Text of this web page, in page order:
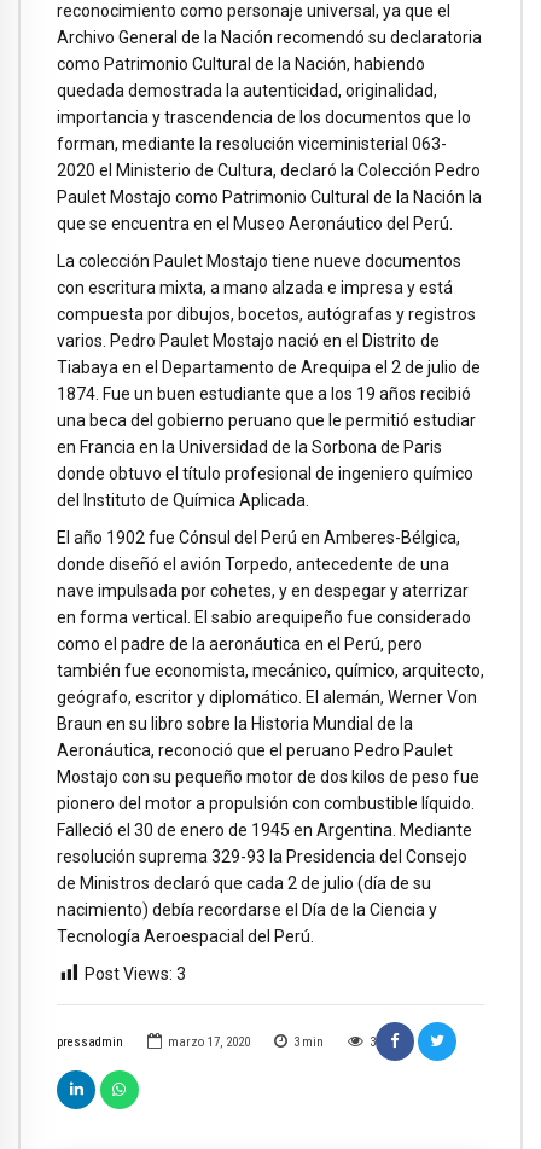
pressadmin marzo 17, 2020 3 min 3
reconocimiento como personaje universal, ya que el
Archivo General de la Nación recomendó su declaratoria
como Patrimonio Cultural de la Nación, habiendo
quedada demostrada la autenticidad, originalidad,
importancia y trascendencia de los documentos que lo
forman, mediante la resolución viceministerial 063-
2020 el Ministerio de Cultura, declaró la Colección Pedro
Paulet Mostajo como Patrimonio Cultural de la Nación la
que se encuentra en el Museo Aeronáutico del Perú.
La colección Paulet Mostajo tiene nueve documentos
con escritura mixta, a mano alzada e impresa y está
compuesta por dibujos, bocetos, autógrafas y registros
varios. Pedro Paulet Mostajo nació en el Distrito de
Tiabaya en el Departamento de Arequipa el 2 de julio de
1874. Fue un buen estudiante que a los 19 años recibió
una beca del gobierno peruano que le permitió estudiar
en Francia en la Universidad de la Sorbona de Paris
donde obtuvo el título profesional de ingeniero químico
del Instituto de Química Aplicada.
El año 1902 fue Cónsul del Perú en Amberes-Bélgica,
donde diseñó el avión Torpedo, antecedente de una
nave impulsada por cohetes, y en despegar y aterrizar
en forma vertical. El sabio arequipeño fue considerado
como el padre de la aeronáutica en el Perú, pero
también fue economista, mecánico, químico, arquitecto,
geógrafo, escritor y diplomático. El alemán, Werner Von
Braun en su libro sobre la Historia Mundial de la
Aeronáutica, reconoció que el peruano Pedro Paulet
Mostajo con su pequeño motor de dos kilos de peso fue
pionero del motor a propulsión con combustible líquido.
Falleció el 30 de enero de 1945 en Argentina. Mediante
resolución suprema 329-93 la Presidencia del Consejo
de Ministros declaró que cada 2 de julio (día de su
nacimiento) debía recordarse el Día de la Ciencia y
Tecnología Aeroespacial del Perú.
Post Views: 3